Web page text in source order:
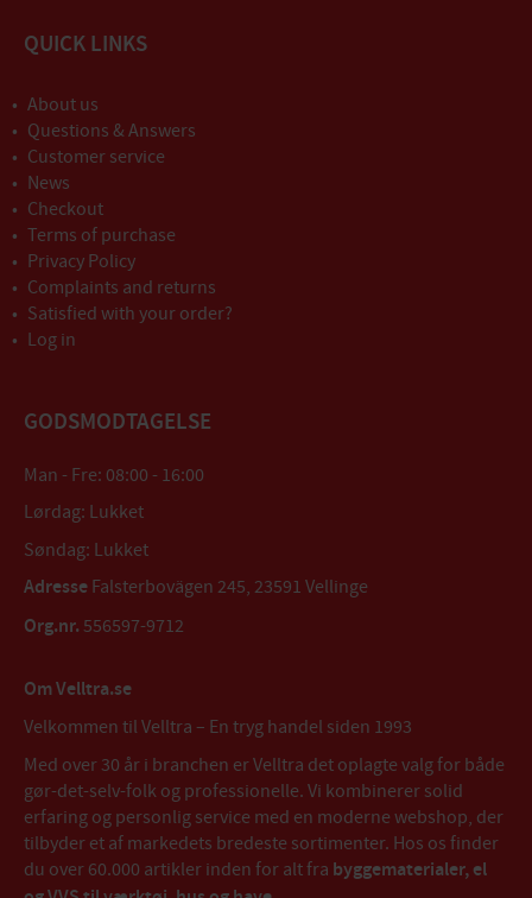
QUICK LINKS
About us
Questions & Answers
Customer service
News
Checkout
Terms of purchase
Privacy Policy
Complaints and returns
Satisfied with your order?
Log in
GODSMODTAGELSE
Man - Fre: 08:00 - 16:00
Lørdag: Lukket
Søndag: Lukket
Adresse Falsterbovägen 245, 23591 Vellinge
Org.nr. 556597-9712
Om Velltra.se
Velkommen til Velltra – En tryg handel siden 1993
Med over 30 år i branchen er Velltra det oplagte valg for både
gør-det-selv-folk og professionelle. Vi kombinerer solid
erfaring og personlig service med en moderne webshop, der
tilbyder et af markedets bredeste sortimenter. Hos os finder
du over 60.000 artikler inden for alt fra byggematerialer, el